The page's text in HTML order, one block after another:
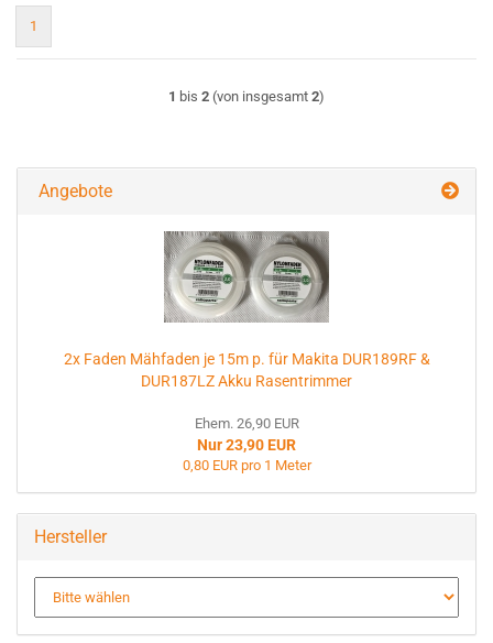
1
1 bis 2 (von insgesamt 2)
Angebote
2x Faden Mähfaden je 15m p. für Makita DUR189RF &
DUR187LZ Akku Rasentrimmer
Ehem. 26,90 EUR
Nur 23,90 EUR
0,80 EUR pro 1 Meter
Hersteller